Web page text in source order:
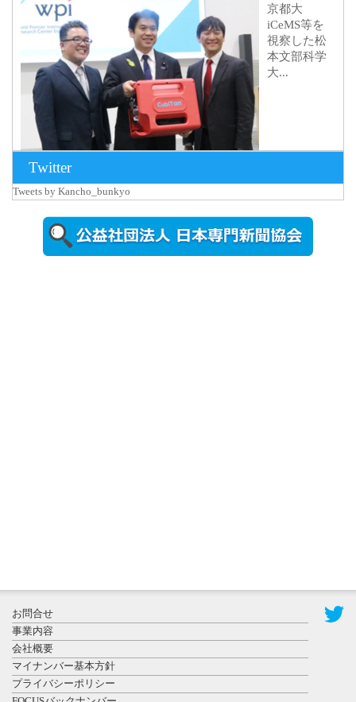
京都大
iCeMS等を
視察した松
本文部科学
大...
2026年8月5日
更新
農工大で大
登録有形文
化財となっ
た東北大植
物園八...
Twitter
Tweets by Kancho_bunkyo
お問合せ
事業内容
会社概要
マイナンバー基本方針
プライバシーポリシー